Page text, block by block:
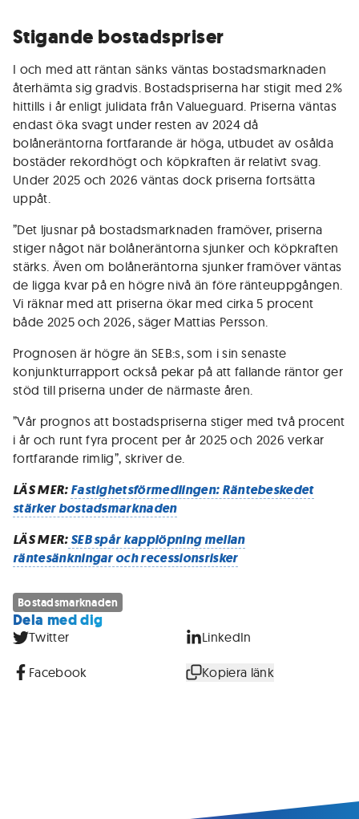
Stigande bostadspriser
I och med att räntan sänks väntas bostadsmarknaden
återhämta sig gradvis. Bostadspriserna har stigit med 2%
hittills i år enligt julidata från Valueguard. Priserna väntas
endast öka svagt under resten av 2024 då
bolåneräntorna fortfarande är höga, utbudet av osålda
bostäder rekordhögt och köpkraften är relativt svag.
Under 2025 och 2026 väntas dock priserna fortsätta
uppåt.
”Det ljusnar på bostadsmarknaden framöver, priserna
stiger något när bolåneräntorna sjunker och köpkraften
stärks. Även om bolåneräntorna sjunker framöver väntas
de ligga kvar på en högre nivå än före ränteuppgången.
Vi räknar med att priserna ökar med cirka 5 procent
både 2025 och 2026, säger Mattias Persson.
Prognosen är högre än SEB:s, som i sin senaste
konjunkturrapport också pekar på att fallande räntor ger
stöd till priserna under de närmaste åren.
”Vår prognos att bostadspriserna stiger med två procent
i år och runt fyra procent per år 2025 och 2026 verkar
fortfarande rimlig”, skriver de.
LÄS MER:Fastighetsförmedlingen: Räntebeskedet
stärker bostadsmarknaden
LÄS MER:SEB spår kapplöpning mellan
räntesänkningar och recessionsrisker
Bostadsmarknaden
Dela med dig
Twitter LinkedIn
Facebook Kopiera länk